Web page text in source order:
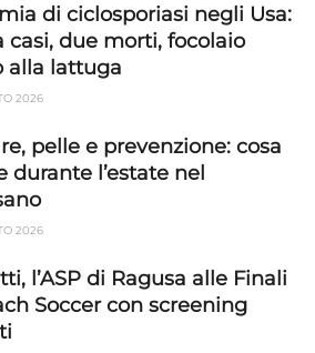
di ciclosporiasi negli Usa:
casi, due morti, focolaio
alla lattuga
2026
pelle e prevenzione: cosa
durante l’estate nel
2026
l’ASP di Ragusa alle Finali
Soccer con screening